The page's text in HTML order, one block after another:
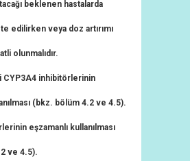
beklenen hastalarda
edilirken veya doz artırımı
olunmalıdır.
CYP3A4 inhibitörlerinin
(bkz. bölüm 4.2 ve 4.5).
eşzamanlı kullanılması
ve 4.5).